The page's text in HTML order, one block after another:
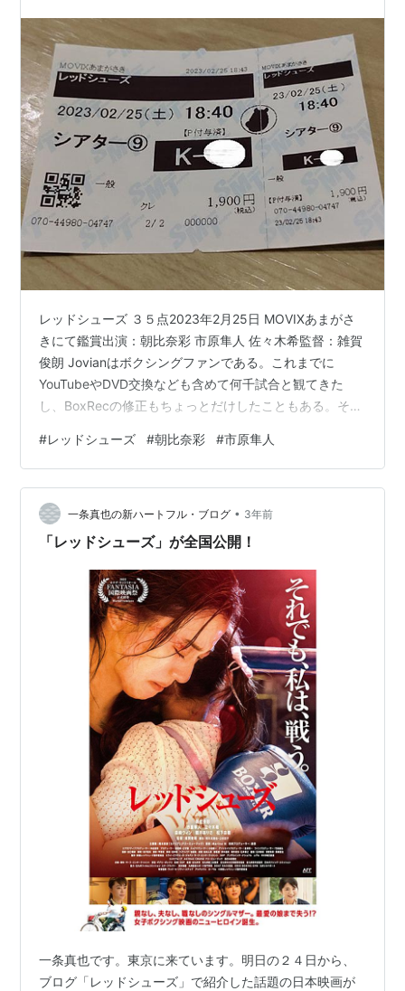
レッドシューズ ３５点2023年2月25日 MOVIXあまがさ
きにて鑑賞出演：朝比奈彩 市原隼人 佐々木希監督：雑賀
俊朗 Jovianはボクシングファンである。これまでに
YouTubeやDVD交換なども含めて何千試合と観てきた
し、BoxRecの修正もちょっとだけしたこともある。そん
ィが欠落していると言わざるを得ない。 あらすじ 真名美
（朝比奈彩）はシングルマザーのボクサー。収入が安定
しないことから、娘の親権を義母と争う事態に。そんな
中、正義感から同僚をかばった真名美は、職場を解雇さ
れてしまう。新たに介護施設で働き始めるも、そこでも
#レッドシューズ #朝比奈彩 #市原隼人
一条真也の新ハートフル・ブログ • 3年前
「レッドシューズ」が全国公開！
一条真也です。東京に来ています。明日の２４日から、
ブログ「レッドシューズ」で紹介した話題の日本映画が